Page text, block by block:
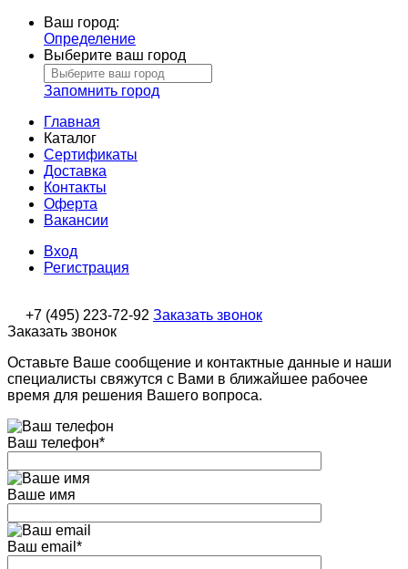
Ваш город:
Определение
Выберите ваш город
Запомнить город
Главная
Каталог
Сертификаты
Доставка
Контакты
Оферта
Вакансии
Вход
Регистрация
+7 (495) 223-72-92 Заказать звонок
Заказать звонок
Оставьте Ваше сообщение и контактные данные и наши
специалисты свяжутся с Вами в ближайшее рабочее
время для решения Вашего вопроса.
Ваш телефон*
Ваше имя
Ваш email *